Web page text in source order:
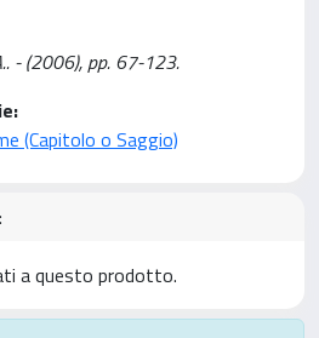
- (2006), pp. 67-123.
(Capitolo o Saggio)
a questo prodotto.